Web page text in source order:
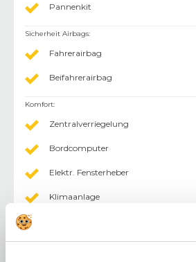
Pannenkit
Sicherheit Airbags:
Fahrerairbag
Beifahrerairbag
Komfort:
Zentralverriegelung
Bordcomputer
Elektr. Fensterheber
Klimaanlage
Einparkhilfe (PDC) Sensoren hinten